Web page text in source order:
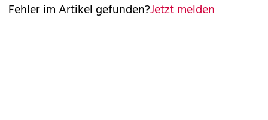
Fehler im Artikel gefunden?Jetzt melden